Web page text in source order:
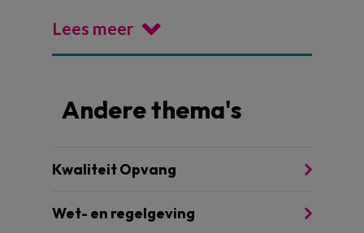
Lees meer
Andere thema's
Kwaliteit Opvang
Wet- en regelgeving